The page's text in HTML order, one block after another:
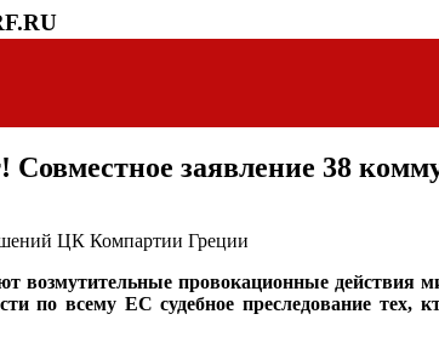
заявление 38
ЦК Компартии Греции
возмутительные провокационные
по всему ЕС судебное преследование тех,